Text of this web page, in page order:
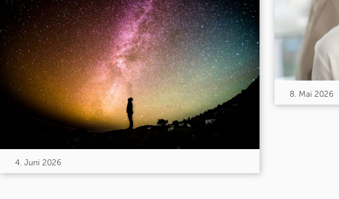
4. Juni 2026
8. Mai 2026